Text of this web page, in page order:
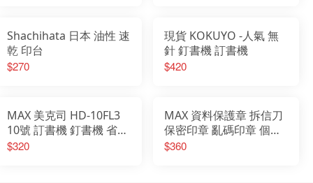
Shachihata 日本 油性 速
乾 印台
$270
現貨 KOKUYO -人氣 無
針 釘書機 訂書機
$420
MAX 美克司 HD-10FL3
10號 訂書機 釘書機 省力
訂書機 平針釘書機
$320
MAX 資料保護章 拆信刀
保密印章 亂碼印章 個資
保護 印章 隱私保密章 滾
$360